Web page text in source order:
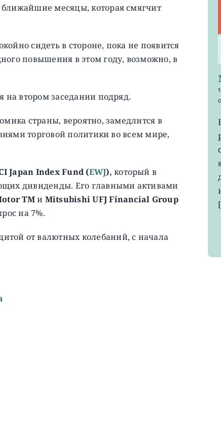
месяцы, которая смягчит
сидеть в стороне, пока не появится
повышения в этом году, возможно, в
на втором заседании подряд.
страны, вероятно, замедлится в
торговой политики во всем мире,
Japan Index Fund (EWJ), который в
дивиденды. Его главными активами
TMи Mitsubishi UFJ Financial Group
на 7%.
от валютных колебаний, с начала